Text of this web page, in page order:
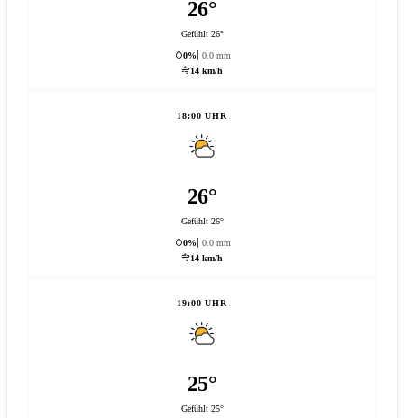
26°
Gefühlt 26°
0%
0.0 mm
14 km/h
18:00 UHR
26°
Gefühlt 26°
0%
0.0 mm
14 km/h
19:00 UHR
25°
Gefühlt 25°